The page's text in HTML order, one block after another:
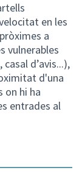
en les
a
vulnerables
d’avis...),
d'una
on hi ha
entrades al